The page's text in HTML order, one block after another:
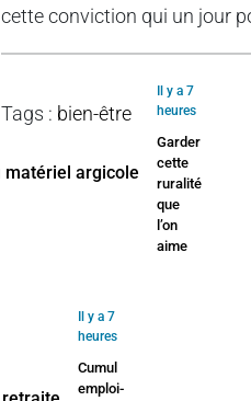
cette conviction qui un jour
Tags : bien-être
Il y a 7
heures
Garder
cette
ruralité
que
l’on
aime
Il y a 7
heures
Cumul
emploi-